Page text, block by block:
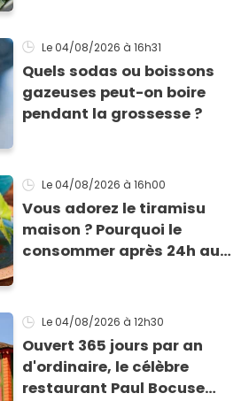
Le 04/08/2026 à 16h31
Quels sodas ou boissons
gazeuses peut-on boire
pendant la grossesse ?
Le 04/08/2026 à 16h00
Vous adorez le tiramisu
maison ? Pourquoi le
consommer après 24h au
Le 04/08/2026 à 12h30
Ouvert 365 jours par an
d'ordinaire, le célèbre
restaurant Paul Bocuse